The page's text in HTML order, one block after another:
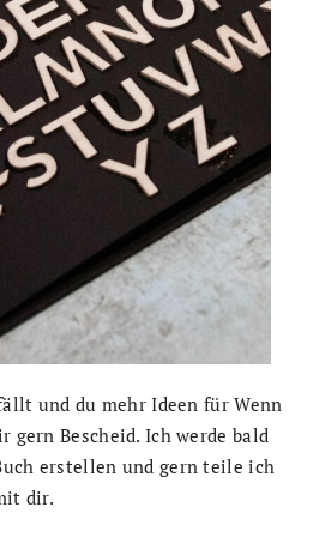
und du mehr Ideen für Wenn
gern Bescheid. Ich werde bald
erstellen und gern teile ich
dir.